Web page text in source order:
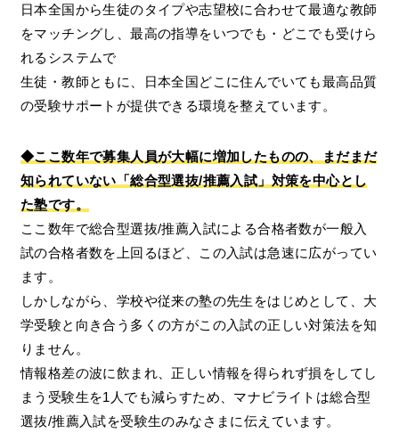
日本全国から生徒のタイプや志望校に合わせて最適な教師
をマッチングし、最高の指導をいつでも・どこでも受けら
れるシステムで
生徒・教師ともに、日本全国どこに住んでいても最高品質
の受験サポートが提供できる環境を整えています。
◆ここ数年で募集人員が大幅に増加したものの、まだまだ
知られていない「総合型選抜/推薦入試」対策を中心とし
た塾です。
ここ数年で総合型選抜/推薦入試による合格者数が一般入
試の合格者数を上回るほど、この入試は急速に広がってい
ます。
しかしながら、学校や従来の塾の先生をはじめとして、大
学受験と向き合う多くの方がこの入試の正しい対策法を知
りません。
情報格差の波に飲まれ、正しい情報を得られず損をしてし
まう受験生を1人でも減らすため、マナビライトは総合型
選抜/推薦入試を受験生のみなさまに伝えています。